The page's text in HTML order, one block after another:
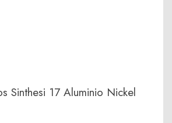
Sinthesi 17 Aluminio Nickel